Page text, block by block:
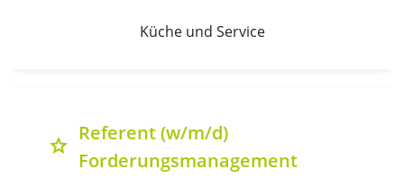
Küche und Service
grade
Referent (w/m/d)
Forderungsmanagement